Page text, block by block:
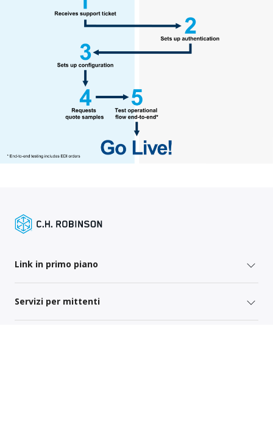
Link in primo piano
Servizi per mittenti